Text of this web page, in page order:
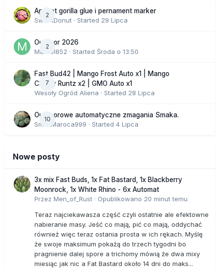
2
Apricot gorilla glue i pernament marker
SweetDonut · Started 29 Lipca
2
Outdoor 2026
Marcel852 · Started Środa o 13:50
7
Fast Bud42 | Mango Frost Auto x1 | Mango
Cherry Runtz x2 | GMO Auto x1
Wesoły Ogród Aliena · Started 28 Lipca
10
Outdoorowe automatyczne zmagania Smaka.
SmakMaroca999 · Started 4 Lipca
Nowe posty
3x mix Fast Buds, 1x Fat Bastard, 1x Blackberry
Moonrock, 1x White Rhino - 6x Automat
Przez Men_of_Rust · Opublikowano 20 minut temu
Teraz najciekawasza część czyli ostatnie ale efektowne
nabieranie masy. Jeść co mają, pić co mają, oddychać
również więc teraz ostania prosta w ich rękach. Myślę
że swoje maksimum pokażą do trzech tygodni bo
pragnienie dalej spore a trichomy mówią że dwa mixy
miesiąc jak nic a Fat Bastard około 14 dni do maks...